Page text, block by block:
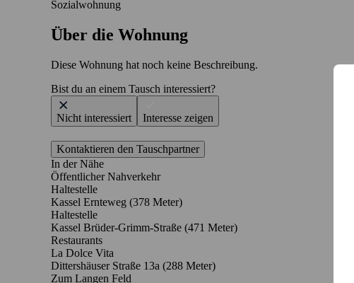
Sozialwohnung
Über die Wohnung
Diese Wohnung hat noch keine Beschreibung.
Bist du an einem Tausch interessiert?
Nicht interessiert Interesse zeigen
Kontaktieren den Tauschpartner
In der Nähe
Öffentlicher Nahverkehr
Haltestelle
Kassel Ernteweg (378 Meter)
Haltestelle
Kassel Brüder-Grimm-Straße (471 Meter)
Restaurants
La Dolce Vita
Dittershäuser Straße 13a (288 Meter)
Zum Langen Feld